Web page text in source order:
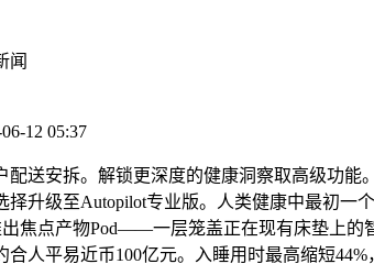
闻
12 05:37
安拆。解锁更深度的健康洞察取高级功能
升级至Autopilot专业版。人类健康中最初一
出焦点产物Pod——一层笼盖正在现有床垫上
合人平易近币100亿元。入睡用时最高缩短